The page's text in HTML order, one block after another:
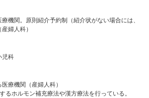
機関。原則紹介予約制（紹介状がない場合には、
婦人科）
児科
療機関（産婦人科）
るホルモン補充療法や漢方療法を行っている。